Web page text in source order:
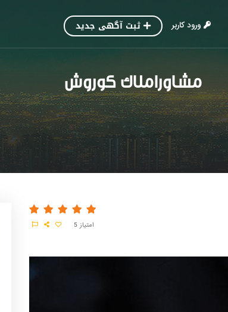
ورود کاربر ثبت آگهی جدید
مشاوراملاک کوروش
امتیاز 5